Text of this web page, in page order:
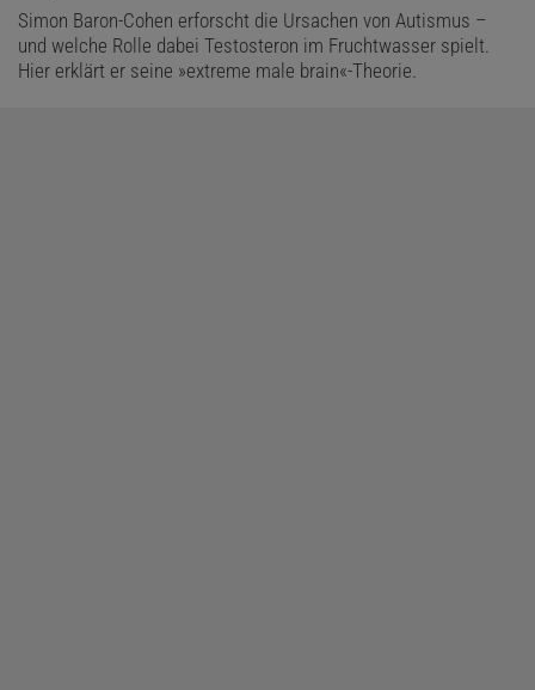
Simon Baron-Cohen erforscht die Ursachen von Autismus –
und welche Rolle dabei Testosteron im Fruchtwasser spielt.
Hier erklärt er seine »extreme male brain«-Theorie.